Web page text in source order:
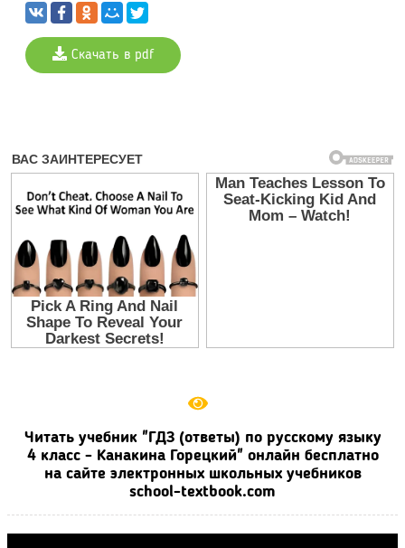
Скачать в pdf
Читать учебник "ГДЗ (ответы) по русскому языку
4 класс - Канакина Горецкий" онлайн бесплатно
на сайте электронных школьных учебников
school-textbook.com